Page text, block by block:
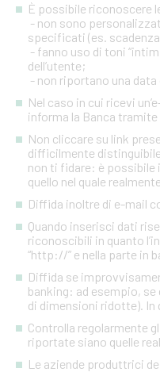
È possibile riconoscere
- non sono
specificati (es.
- fanno uso di toni
dell’utente;
- non riportano una
Nel caso in cui ricevi
informa la Banca
Non cliccare su link
difficilmente
non ti fidare: è possibile
quello nel quale
Diffida inoltre di e-mail
Quando inserisci dati
riconoscibili in quanto
“http://” e nella parte in
Diffida se
banking: ad esempio,
di dimensioni ridotte).
Controlla regolarmente
riportate siano quelle
Le aziende produttrici